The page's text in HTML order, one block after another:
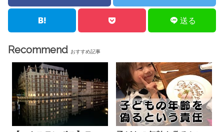
送る
Recommend おすすめ記事